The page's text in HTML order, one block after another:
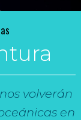
volverán
en